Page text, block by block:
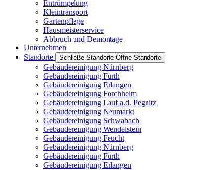
Entrümpelung
Kleintransport
Gartenpflege
Hausmeisterservice
Abbruch und Demontage
Unternehmen
Standorte
Schließe Standorte Öffne Standorte
Gebäudereinigung Nürnberg
Gebäudereinigung Fürth
Gebäudereinigung Erlangen
Gebäudereinigung Forchheim
Gebäudereinigung Lauf a.d. Pegnitz
Gebäudereinigung Neumarkt
Gebäudereinigung Schwabach
Gebäudereinigung Wendelstein
Gebäudereinigung Feucht
Gebäudereinigung Nürnberg
Gebäudereinigung Fürth
Gebäudereinigung Erlangen